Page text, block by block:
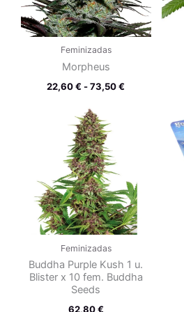
Feminizadas
Morpheus
22,60€ - 73,50€
Feminizadas
Buddha Purple Kush 1 u.
Blister x 10 fem. Buddha
Seeds
62,80€